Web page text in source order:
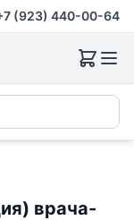
(923) 440-00-64
врача-